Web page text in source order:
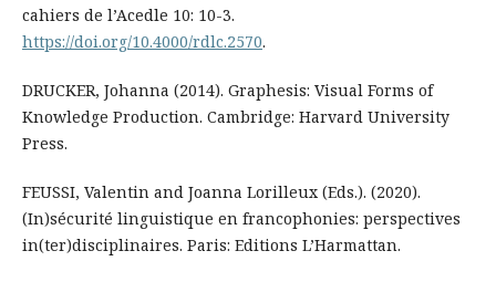
cahiers de l’Acedle 10: 10-3.
https://doi.org/10.4000/rdlc.2570.
DRUCKER, Johanna (2014). Graphesis: Visual Forms of
Knowledge Production. Cambridge: Harvard University
Press.
FEUSSI, Valentin and Joanna Lorilleux (Eds.). (2020).
(In)sécurité linguistique en francophonies: perspectives
in(ter)disciplinaires. Paris: Editions L’Harmattan.